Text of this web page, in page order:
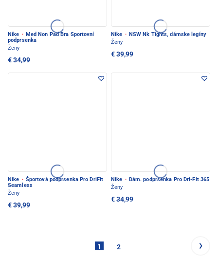
Nike · Med Non Pad Bra Sportovní
podprsenka
Ženy
€ 34,99
Nike · NSW Nk Tights, dámske legíny
Ženy
€ 39,99
Nike · Športová podprsenka Pro DriFit
Seamless
Ženy
€ 39,99
Nike · Dám. podprsenka Pro Dri-Fit 365
Ženy
€ 34,99
1 2